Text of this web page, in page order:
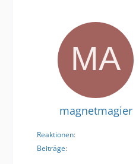
magnetmagier
Reaktionen
Beiträge